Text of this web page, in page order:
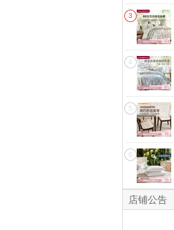
3
4
5
6
店铺公告